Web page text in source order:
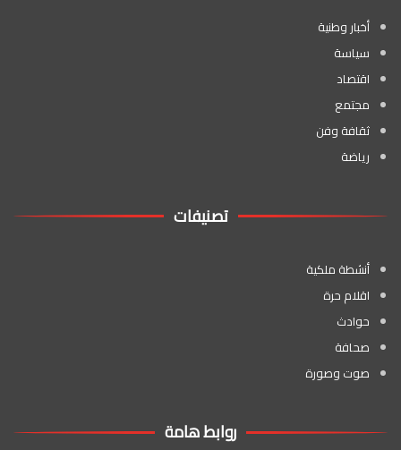
أخبار وطنية
سياسة
اقتصاد
مجتمع
ثقافة وفن
رياضة
تصنيفات
أنشطة ملكية
اقلام حرة
حوادث
صحافة
صوت وصورة
روابط هامة